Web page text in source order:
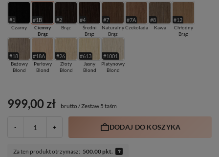
#1
Czarny
#1B
Ciemny
Brąz
#2
Brąz
#4
Średni
Brąz
#7
Naturalny
Brąz
#7A
Czekolada
#8
Kawa
#12
Chłodny
Brąz
#18
Beżowy
Blond
#18A
Perłowy
Blond
#26
Złoty
Blond
#613
Jasny
Blond
#1001
Platynowy
Blond
999,00 zł brutto /Zestaw 5 taśm
- + DODAJ DO KOSZYKA
Za ten produkt otrzymasz: 500.00 pkt.